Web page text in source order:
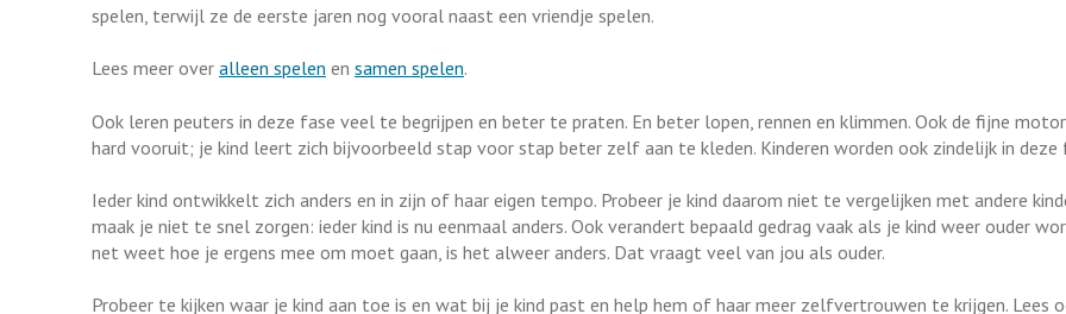
spelen, terwijl ze de eerste jaren nog vooral naast een vriendje spelen.
Lees meer over alleen spelen en samen spelen.
Ook leren peuters in deze fase veel te begrijpen en beter te praten. En beter lopen, rennen en klimmen. Ook de fijne
hard vooruit; je kind leert zich bijvoorbeeld stap voor stap beter zelf aan te kleden. Kinderen worden ook zindelijk in deze
Ieder kind ontwikkelt zich anders en in zijn of haar eigen tempo. Probeer je kind daarom niet te vergelijken met andere
maak je niet te snel zorgen: ieder kind is nu eenmaal anders. Ook verandert bepaald gedrag vaak als je kind weer ouder
net weet hoe je ergens mee om moet gaan, is het alweer anders. Dat vraagt veel van jou als ouder.
Probeer te kijken waar je kind aan toe is en wat bij je kind past en help hem of haar meer zelfvertrouwen te krijgen. Lees